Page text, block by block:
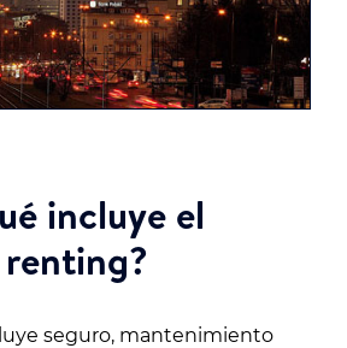
incluye el
renting?
seguro, mantenimiento